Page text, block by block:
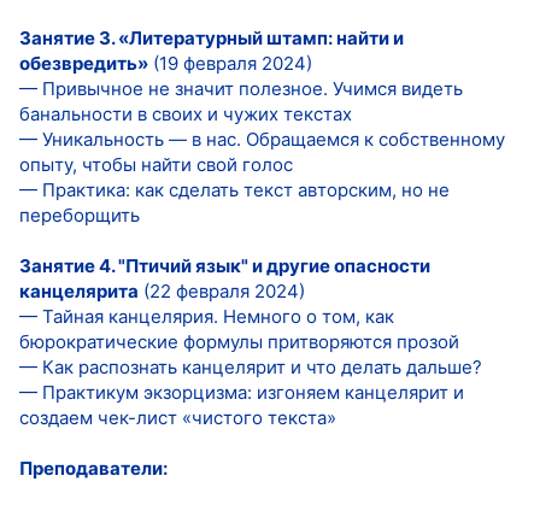
Занятие 3. «Литературный штамп: найти и
обезвредить» (19 февраля 2024)
— Привычное не значит полезное. Учимся видеть
банальности в своих и чужих текстах
— Уникальность — в нас. Обращаемся к собственному
опыту, чтобы найти свой голос
— Практика: как сделать текст авторским, но не
переборщить
Занятие 4. "Птичий язык" и другие опасности
канцелярита (22 февраля 2024)
— Тайная канцелярия. Немного о том, как
бюрократические формулы притворяются прозой
— Как распознать канцелярит и что делать дальше?
— Практикум экзорцизма: изгоняем канцелярит и
создаем чек-лист «чистого текста»
Преподаватели: